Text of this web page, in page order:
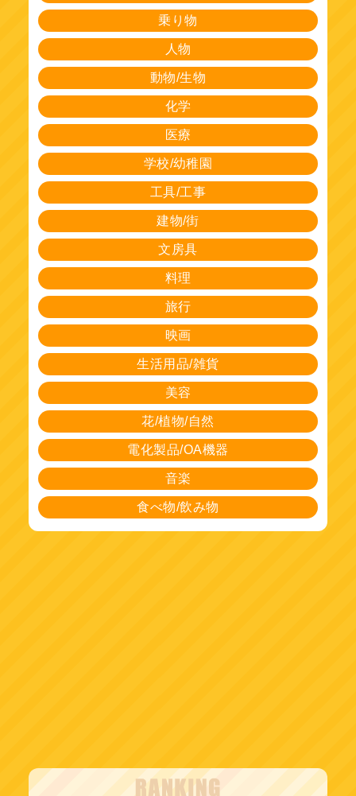
乗り物
人物
動物/生物
化学
医療
学校/幼稚園
工具/工事
建物/街
文房具
料理
旅行
映画
生活用品/雑貨
美容
花/植物/自然
電化製品/OA機器
音楽
食べ物/飲み物